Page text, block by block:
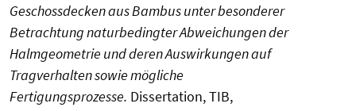
Geschossdecken aus Bambus unter besonderer
Betrachtung naturbedingter Abweichungen der
Halmgeometrie und deren Auswirkungen auf
Tragverhalten sowie mögliche
Fertigungsprozesse. Dissertation, TIB,